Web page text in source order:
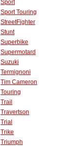
Sport
Sport Touring
StreetFighter
Stunt
Superbike
Supermotard
Suzuki
Termignoni
Tim Cameron
Touring
Trail
Travertson
Trial
Trike
Triumph